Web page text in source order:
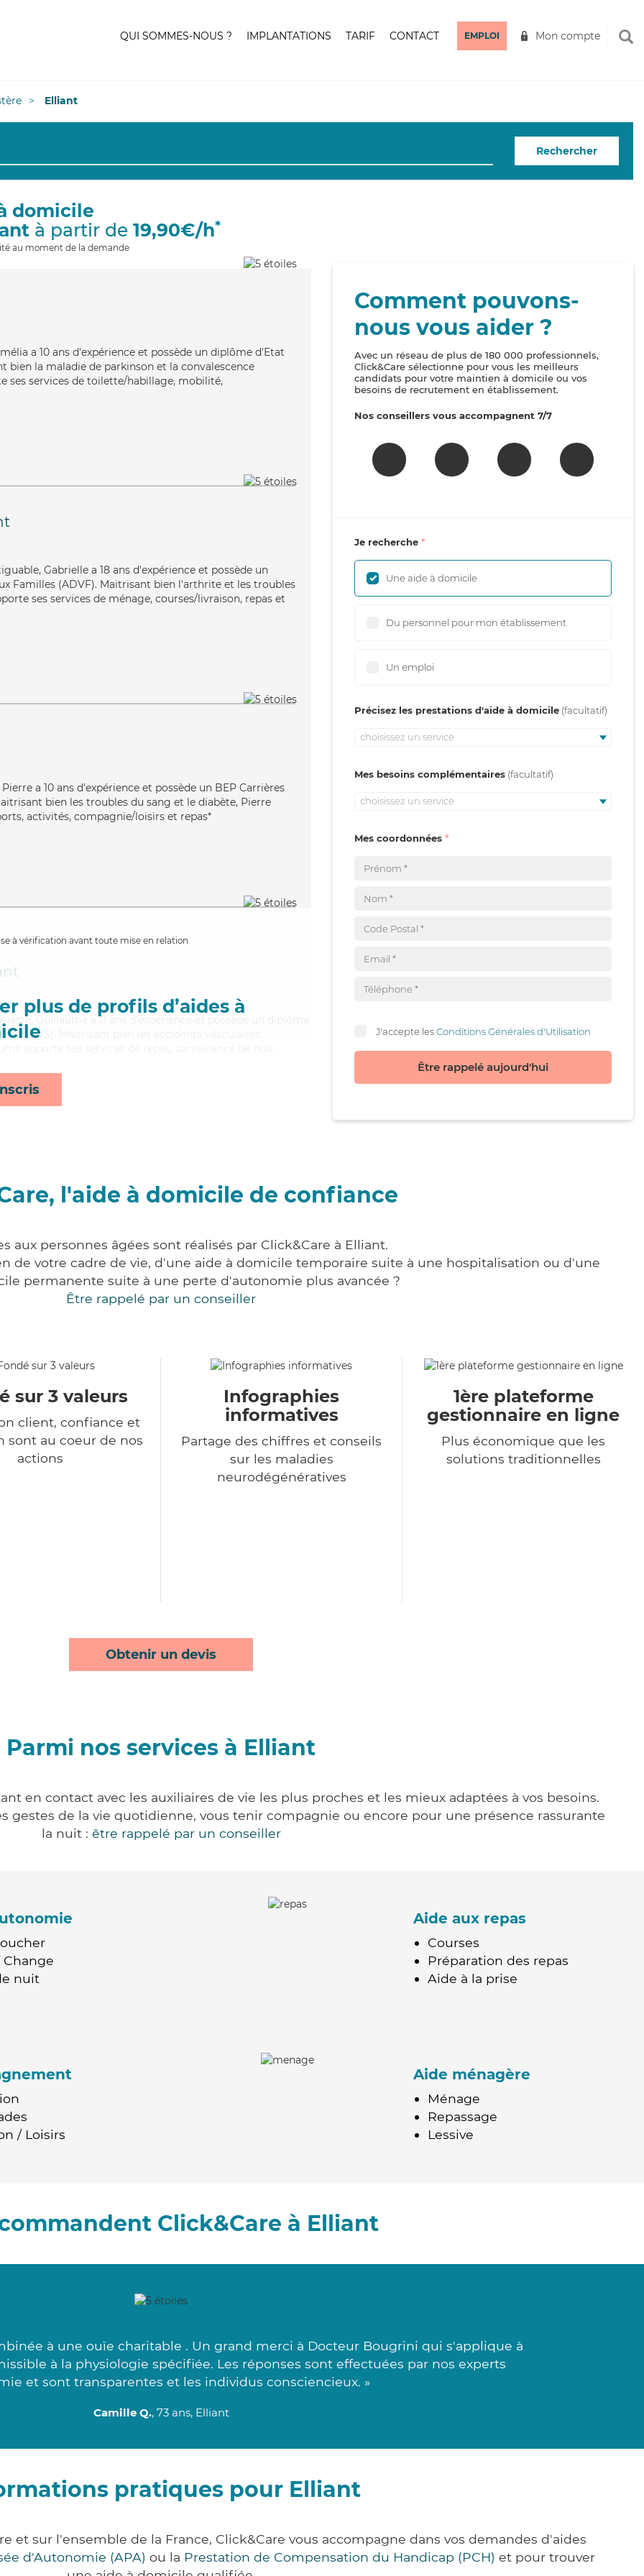
QUI SOMMES-NOUS ? IMPLANTATIONS TARIF CONTACT EMPLOI Mon compte
Elliant
Rechercher
domicile
à partir de 19,90€/h*
au moment de la demande
a 10 ans d'expérience et possède un diplôme d'Etat
bien la maladie de parkinson et la convalescence
ses services de toilette/habillage, mobilité,
Gabrielle a 18 ans d'expérience et possède un
Familles (ADVF). Maitrisant bien l'arthrite et les troubles
ses services de ménage, courses/livraison, repas et
a 10 ans d'expérience et possède un BEP Carrières
bien les troubles du sang et le diabète, Pierre
activités, compagnie/loisirs et repas*
à vérification avant toute mise en relation
plus de profils d’aides à
Guillaume a 11 ans d'expérience et possède un diplôme
(DEAVS). Maitrisant bien les accidents vasculaires
Comment pouvons-
nous vous aider ?
Avec un réseau de plus de 180 000 professionnels,
Click&Care sélectionne pour vous les meilleurs
candidats pour votre maintien à domicile ou vos
besoins de recrutement en établissement.
Nos conseillers vous accompagnent 7/7
Je recherche
Une aide à domicile
Du personnel pour mon établissement
Un emploi
Précisez les prestations d'aide à domicile
choisissez un service
Mes besoins complémentaires
choisissez un service
Mes coordonnées
J'accepte lesConditions Générales d'Utilisation
Être rappelé aujourd'hui
l'aide à domicile de confiance
aux personnes âgées sont réalisés par Click&Care à Elliant.
de votre cadre de vie, d'une aide à domicile temporaire suite à une hospitalisation ou d'une
permanente suite à une perte d'autonomie plus avancée ?
Être rappelé par un conseiller
sur 3 valeurs
client, confiance et
sont au coeur de nos
actions
Infographies
informatives
Partage des chiffres et conseils
sur les maladies
neurodégénératives
1ère plateforme
gestionnaire en ligne
Plus économique que les
solutions traditionnelles
Obtenir un devis
Parmi nos services à Elliant
en contact avec les auxiliaires de vie les plus proches et les mieux adaptées à vos besoins.
gestes de la vie quotidienne, vous tenir compagnie ou encore pour une présence rassurante
la nuit : être rappelé par un conseiller
nuit
Aide aux repas
Courses
Préparation des repas
Aide à la prise
/ Loisirs
Aide ménagère
Ménage
Repassage
Lessive
Click&Care à Elliant
à une ouïe charitable . Un grand merci à Docteur Bougrini qui s'applique à
à la physiologie spécifiée. Les réponses sont effectuées par nos experts
et sont transparentes et les individus consciencieux. »
Camille Q., 73 ans, Elliant
pratiques pour Elliant
et sur l'ensemble de la France, Click&Care vous accompagne dans vos demandes d'aides
d'Autonomie (APA) ou la Prestation de Compensation du Handicap (PCH) et pour trouver